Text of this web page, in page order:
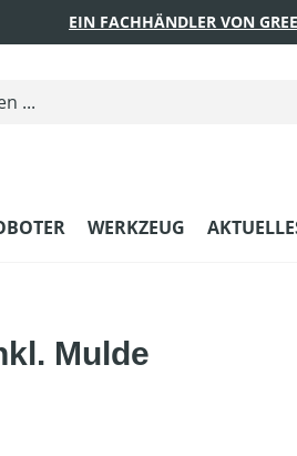
EIN FACHHÄNDLER VON
WERKZEUG
Mulde